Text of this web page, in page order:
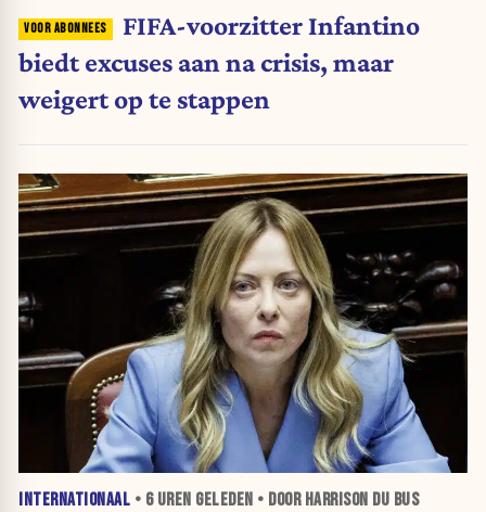
FIFA-voorzitter Infantino
biedt excuses aan na crisis, maar
weigert op te stappen
INTERNATIONAAL • 6 UREN GELEDEN • DOOR HARRISON DU BUS